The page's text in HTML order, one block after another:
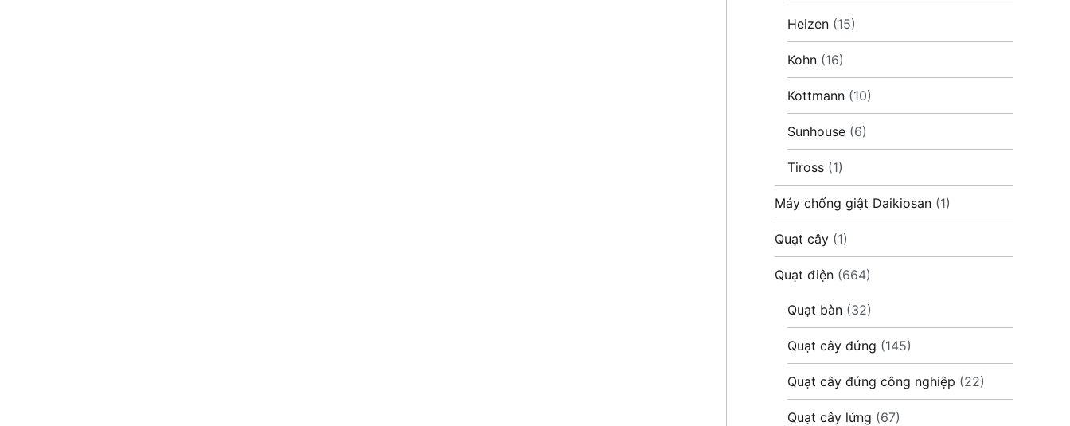
Heizen (15)
Kohn (16)
Kottmann (10)
Sunhouse (6)
Tiross (1)
Máy chống giật Daikiosan (1)
Quạt cây (1)
Quạt điện (664)
Quạt bàn (32)
Quạt cây đứng (145)
Quạt cây đứng công nghiệp (22)
Quạt cây lửng (67)